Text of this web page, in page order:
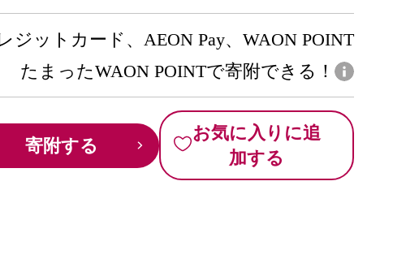
ジットカード、AEON Pay、WAON POINT
たまったWAON POINTで寄附できる！
寄附する
お気に入りに追
加する